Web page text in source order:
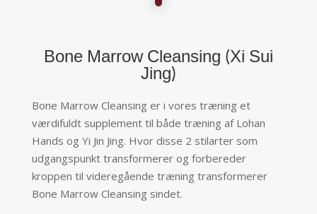
Bone Marrow Cleansing (Xi Sui
Jing)
Bone Marrow Cleansing er i vores træning et
værdifuldt supplement til både træning af Lohan
Hands og Yi Jin Jing. Hvor disse 2 stilarter som
udgangspunkt transformerer og forbereder
kroppen til videregående træning transformerer
Bone Marrow Cleansing sindet.